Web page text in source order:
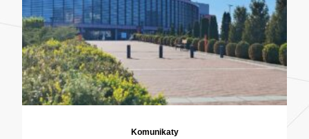
Komunikaty